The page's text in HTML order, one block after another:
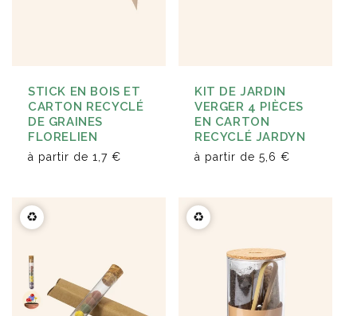
STICK EN BOIS ET
CARTON RECYCLÉ
DE GRAINES
FLORELIEN
à partir de 1,7 €
KIT DE JARDIN
VERGER 4 PIÈCES
EN CARTON
RECYCLÉ JARDYN
à partir de 5,6 €
♻️ ♻️